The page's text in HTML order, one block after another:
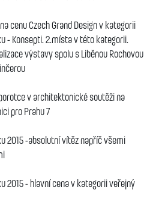
cenu Czech Grand Design v kategorii
- Konsepti. 2.místa v této kategorii.
výstavy spolu s Liběnou Rochovou
v architektonické soutěži na
pro Prahu 7
2015 -absolutní vítěz napříč všemi
2015 - hlavní cena v kategorii veřejný